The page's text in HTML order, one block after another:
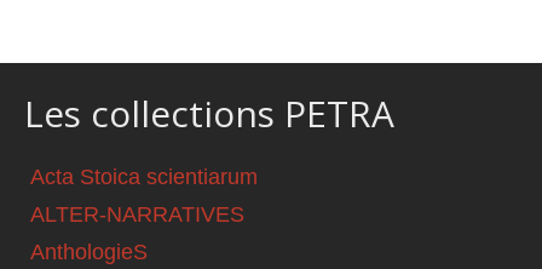
Les collections PETRA
Acta Stoica scientiarum
ALTER-NARRATIVES
AnthologieS